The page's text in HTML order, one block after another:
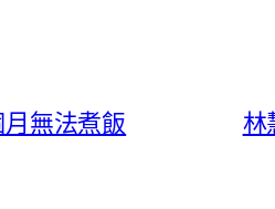
無法煮飯 林